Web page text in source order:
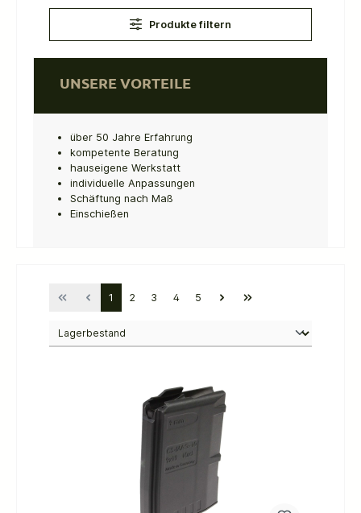
Produkte filtern
UNSERE VORTEILE
über 50 Jahre Erfahrung
kompetente Beratung
hauseigene Werkstatt
individuelle Anpassungen
Schäftung nach Maß
Einschießen
1 2 3 4 5